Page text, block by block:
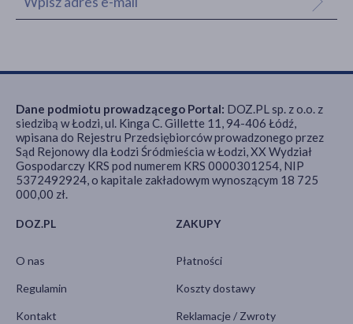
DOZ.PL
O nas
Regulamin
Kontakt
ZAKUPY
Płatności
Koszty dostawy
Reklamacje / Zwroty
Dane podmiotu prowadzącego Portal: DOZ.PL sp. z o.o. z
siedzibą w Łodzi, ul. Kinga C. Gillette 11, 94-406 Łódź,
wpisana do Rejestru Przedsiębiorców prowadzonego przez
Sąd Rejonowy dla Łodzi Śródmieścia w Łodzi, XX Wydział
Gospodarczy KRS pod numerem KRS 0000301254, NIP
5372492924, o kapitale zakładowym wynoszącym 18 725
000,00 zł.